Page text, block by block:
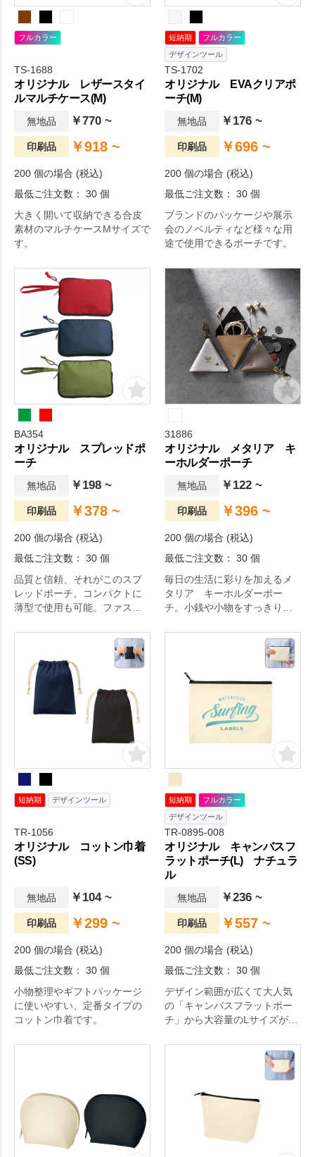
フルカラー
TS-1688
オリジナル レザースタイ
ルマルチケース(M)
無地品 ￥770 ~
印刷品 ￥918 ~
200 個の場合 (税込)
最低ご注文数： 30 個
大きく開いて収納できる合皮
素材のマルチケースMサイズで
す。
短納期
フルカラー
デザインツール
TS-1702
オリジナル EVAクリアポ
ーチ(M)
無地品 ￥176 ~
印刷品 ￥696 ~
200 個の場合 (税込)
最低ご注文数： 30 個
ブランドのパッケージや展示
会のノベルティなど様々な用
途で使用できるポーチです。
BA354
オリジナル スプレッドポ
ーチ
無地品 ￥198 ~
印刷品 ￥378 ~
200 個の場合 (税込)
最低ご注文数： 30 個
品質と信頼、それがこのスプ
レッドポーチ。コンパクトに
薄型で使用も可能。ファスナ
る使い勝手のいいポーチ。毎
日の生活をより快適に。
31886
オリジナル メタリア キ
ーホルダーポーチ
無地品 ￥122 ~
印刷品 ￥396 ~
200 個の場合 (税込)
最低ご注文数： 30 個
毎日の生活に彩りを加えるメ
タリア キーホルダーポー
チ。小銭や小物をすっきり携
ォルムの小物入れ。オリジナ
ルグッズドットコムの選りす
短納期 デザインツール
TR-1056
オリジナル コットン巾着
(SS)
無地品 ￥104 ~
印刷品 ￥299 ~
200 個の場合 (税込)
最低ご注文数： 30 個
小物整理やギフトパッケージ
に使いやすい、定番タイプの
コットン巾着です。
短納期
フルカラー
デザインツール
TR-0895-008
オリジナル キャンバスフ
ラットポーチ(L) ナチュラ
ル
無地品 ￥236 ~
印刷品 ￥557 ~
200 個の場合 (税込)
最低ご注文数： 30 個
デザイン範囲が広くて大人気
の「キャンバスフラットポー
チ」から大容量のLサイズが登
キャンバス生地のポーチとな
っております。ステーショナ
リーやコスメ、トラベルグッ
ズ入れなど様々なシーンで活
躍します。